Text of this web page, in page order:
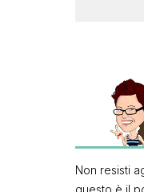
Non resisti
questo è il